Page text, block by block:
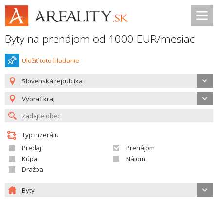
Byty na prenájom od 1000 EUR/mesiac
Uložiť toto hladanie
Slovenská republika
Vybrať kraj
Typ inzerátu
Predaj
Prenájom
Kúpa
Nájom
Dražba
Byty